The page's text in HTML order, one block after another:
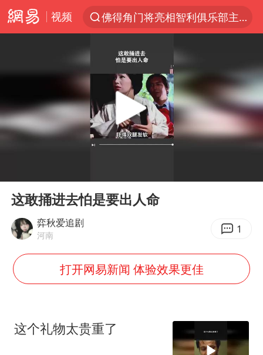
视频
佛得角门将亮相智利俱乐部主场
以“新”破局 首发经济点亮城市消费活力
看守所辅警收受10万获刑1年
宇树科技发行价格150.80元/股
宇树科技王兴兴身家有望超200亿元
五粮液渠道价一箱上涨近百元
贵州轮胎子公司获美国退税8136万
“深圳地面沉降致车辆损坏”不实
泰国一女公务员妆容引争议 本人回应
80后女柜员逆袭成4200亿银行副行长
27岁女子成组织卖淫集团主犯被通缉
Play
这敢捅进去怕是要出人命
弈秋爱追剧
河南 1
打开网易新闻 体验效果更佳
这个礼物太贵重了